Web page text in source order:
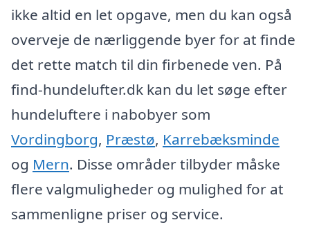
ikke altid en let opgave, men du kan også
overveje de nærliggende byer for at finde
det rette match til din firbenede ven. På
find-hundelufter.dk kan du let søge efter
hundeluftere i nabobyer som
Vordingborg, Præstø, Karrebæksminde
og Mern. Disse områder tilbyder måske
flere valgmuligheder og mulighed for at
sammenligne priser og service.